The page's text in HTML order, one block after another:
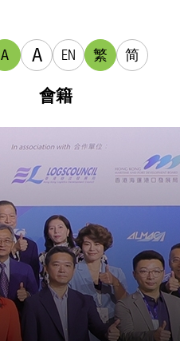
A A EN 繁 简
會籍